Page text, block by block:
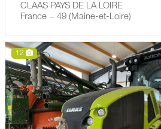
CLAAS PAYS DE LA LOIRE
France − 49 (Maine-et-Loire)
12